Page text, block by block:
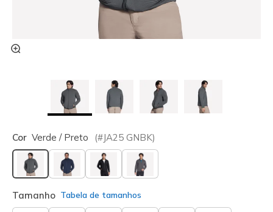
Cor Verde / Preto (#JA25 GNBK)
selecionado
Tamanho Tabela de tamanhos